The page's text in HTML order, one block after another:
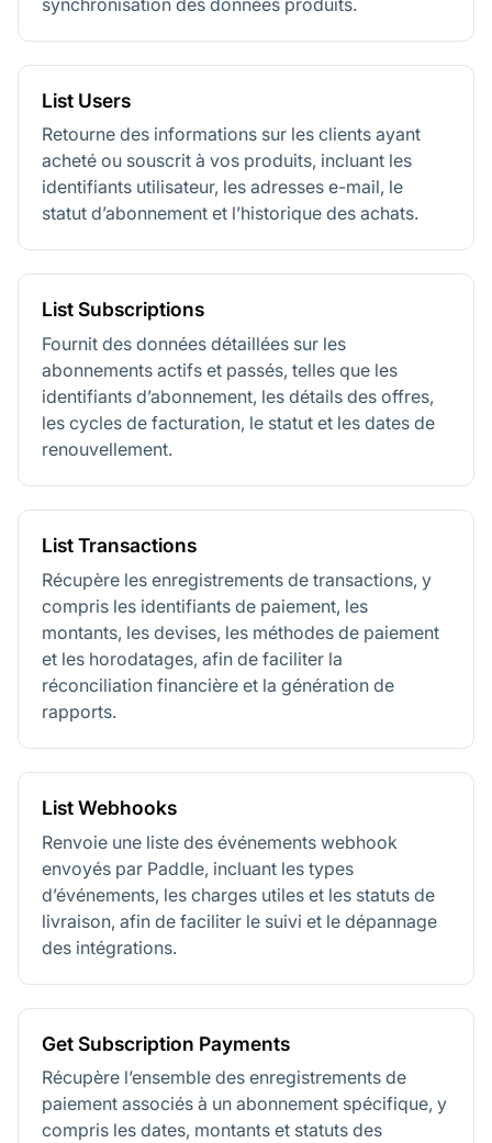
List Users
Retourne des informations sur les clients ayant
acheté ou souscrit à vos produits, incluant les
identifiants utilisateur, les adresses e-mail, le
statut d’abonnement et l’historique des achats.
List Subscriptions
Fournit des données détaillées sur les
abonnements actifs et passés, telles que les
identifiants d’abonnement, les détails des offres,
les cycles de facturation, le statut et les dates de
renouvellement.
List Transactions
Récupère les enregistrements de transactions, y
compris les identifiants de paiement, les
montants, les devises, les méthodes de paiement
et les horodatages, afin de faciliter la
réconciliation financière et la génération de
rapports.
List Webhooks
Renvoie une liste des événements webhook
envoyés par Paddle, incluant les types
d’événements, les charges utiles et les statuts de
livraison, afin de faciliter le suivi et le dépannage
des intégrations.
Get Subscription Payments
Récupère l’ensemble des enregistrements de
paiement associés à un abonnement spécifique, y
compris les dates, montants et statuts des